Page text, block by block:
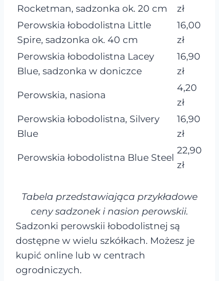
Rocketman, sadzonka ok. 20 cm
zł
Perowskia łobodolistna Little
Spire, sadzonka ok. 40 cm
16,00
zł
Perowskia łobodolistna Lacey
Blue, sadzonka w doniczce
16,90
zł
Perowskia, nasiona
4,20
zł
Perowskia łobodolistna, Silvery
Blue
16,90
zł
Perowskia łobodolistna Blue Steel
22,90
zł
Tabela przedstawiająca przykładowe
ceny sadzonek i nasion perowskii.
Sadzonki perowskii łobodolistnej są
dostępne w wielu szkółkach. Możesz je
kupić online lub w centrach
ogrodniczych.